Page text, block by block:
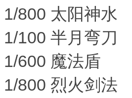
1/800 太阳神水
1/100 半月弯刀
1/600 魔法盾
1/800 烈火剑法